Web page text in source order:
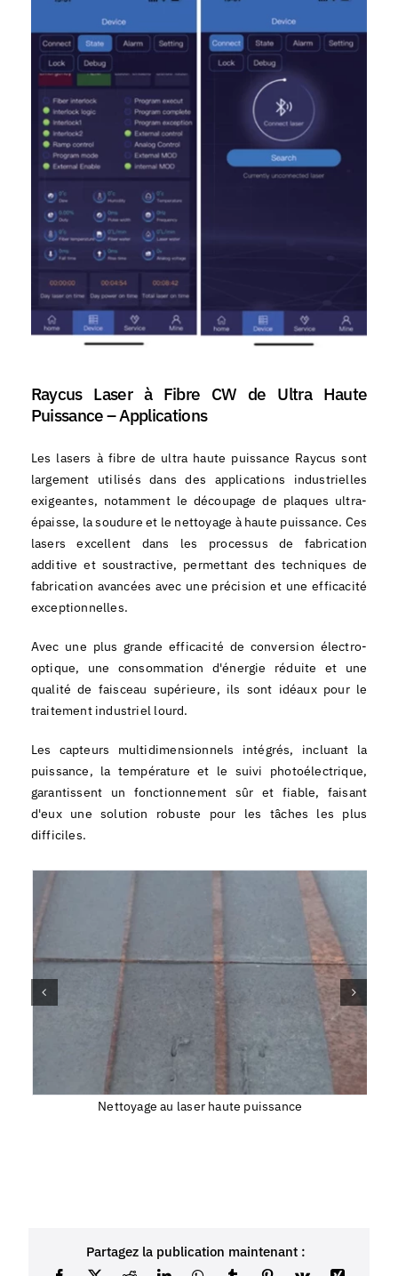
Raycus Laser à Fibre CW de Ultra Haute
Puissance – Applications
Les lasers à fibre de ultra haute puissance Raycus sont
largement utilisés dans des applications industrielles
exigeantes, notamment le découpage de plaques ultra-
épaisse, la soudure et le nettoyage à haute puissance. Ces
lasers excellent dans les processus de fabrication
additive et soustractive, permettant des techniques de
fabrication avancées avec une précision et une efficacité
exceptionnelles.
Avec une plus grande efficacité de conversion électro-
optique, une consommation d'énergie réduite et une
qualité de faisceau supérieure, ils sont idéaux pour le
traitement industriel lourd.
Les capteurs multidimensionnels intégrés, incluant la
puissance, la température et le suivi photoélectrique,
garantissent un fonctionnement sûr et fiable, faisant
d'eux une solution robuste pour les tâches les plus
difficiles.
Nettoyage au laser haute puissance
Partagez la publication maintenant :